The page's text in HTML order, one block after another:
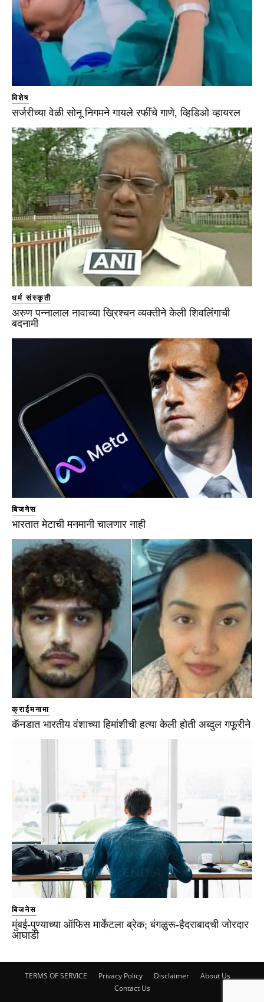
विशेष
सर्जरीच्या वेळी सोनू निगमने गायले रफींचे गाणे, व्हिडिओ व्हायरल
धर्म संस्कृती
अरुण पन्नालाल नावाच्या ख्रिश्चन व्यक्तीने केली शिवलिंगाची
बदनामी
बिजनेस
भारतात मेटाची मनमानी चालणार नाही
क्राईमनामा
कॅनडात भारतीय वंशाच्या हिमांशीची हत्या केली होती अब्दुल गफूरीने
बिजनेस
मुंबई-पुण्याच्या ऑफिस मार्केटला ब्रेक; बंगळुरू-हैदराबादची जोरदार
आघाडी
TERMS OF SERVICE Privacy Policy Disclaimer
About Us
Contact Us